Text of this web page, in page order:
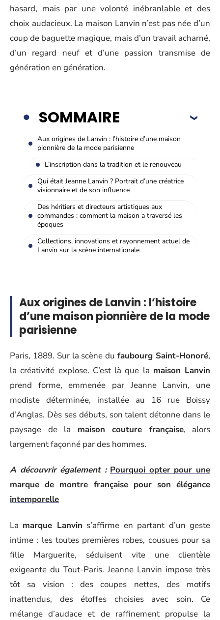
hasard, mais par une volonté inébranlable et des
choix audacieux. La maison Lanvin n’est pas née d’un
coup de baguette magique, mais d’un travail acharné,
d’un regard neuf et d’une passion transmise de
génération en génération.
SOMMAIRE
Aux origines de Lanvin : l’histoire d’une maison
pionnière de la mode parisienne
L’inscription dans la tradition et le renouveau
Qui était Jeanne Lanvin ? Portrait d’une créatrice
visionnaire et de son influence
Des héritiers et directeurs artistiques aux
commandes : comment la maison a traversé les
époques
Collections, innovations et rayonnement actuel de
Lanvin sur la scène internationale
Aux origines de Lanvin : l’histoire
d’une maison pionnière de la mode
parisienne
Paris, 1889. Sur la scène dufaubourg Saint-Honoré,
la créativité explose. C’est là que la maison Lanvin
prend forme, emmenée par Jeanne Lanvin, une
modiste déterminée, installée au 16 rue Boissy
d’Anglas. Dès ses débuts, son talent détonne dans le
paysage de la maison couture française, alors
largement façonné par des hommes.
A découvrir également : Pourquoi opter pour une
marque de montre française pour son élégance
intemporelle
La marque Lanvin s’affirme en partant d’un geste
intime : les toutes premières robes, cousues pour sa
fille Marguerite, séduisent vite une clientèle
exigeante du Tout-Paris. Jeanne Lanvin impose très
tôt sa vision : des coupes nettes, des motifs
inattendus, des étoffes choisies avec soin. Ce
mélange d’audace et de raffinement propulse la